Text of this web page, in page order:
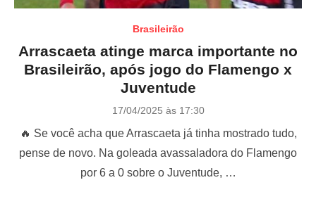
Brasileirão
Arrascaeta atinge marca importante no
Brasileirão, após jogo do Flamengo x
Juventude
P
s
e
d
17/04/2025 às 17:30
🔥 Se você acha que Arrascaeta já tinha mostrado tudo,
pense de novo. Na goleada avassaladora do Flamengo
por 6 a 0 sobre o Juventude, …